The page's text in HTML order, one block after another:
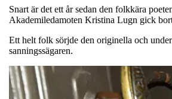
Snart är det ett år sedan den folkkära
Akademiledamoten Kristina Lugn gick
Ett helt folk sörjde den originella och
sanningssägaren.